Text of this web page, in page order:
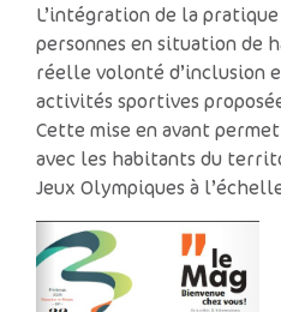
L’intégration de la
personnes en situation de
réelle volonté d’inclusion
activités sportives
Cette mise en avant
avec les habitants du
Jeux Olympiques à